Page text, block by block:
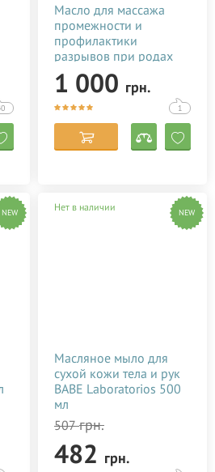
Масло для массажа
промежности и
профилактики
разрывов при родах
Baby Teva Peri Oil 100
мл
1 000 грн.
1
NEW Нет в наличии NEW
Масляное мыло для
сухой кожи тела и рук
BABE Laboratorios 500
мл
507грн.
482 грн.